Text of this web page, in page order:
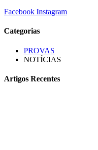
Facebook Instagram
Categorias
PROVAS
NOTÍCIAS
Artigos Recentes